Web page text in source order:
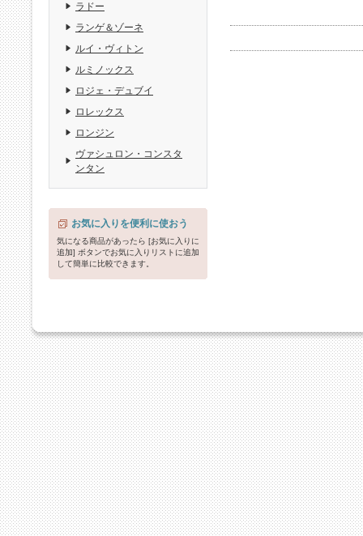
ラドー
ランゲ＆ゾーネ
ルイ・ヴィトン
ルミノックス
ロジェ・デュブイ
ロレックス
ロンジン
ヴァシュロン・コンスタ
ンタン
お気に入りを便利に使おう
気になる商品があったら [お気に入りに
追加] ボタンでお気に入りリストに追加
して簡単に比較できます。